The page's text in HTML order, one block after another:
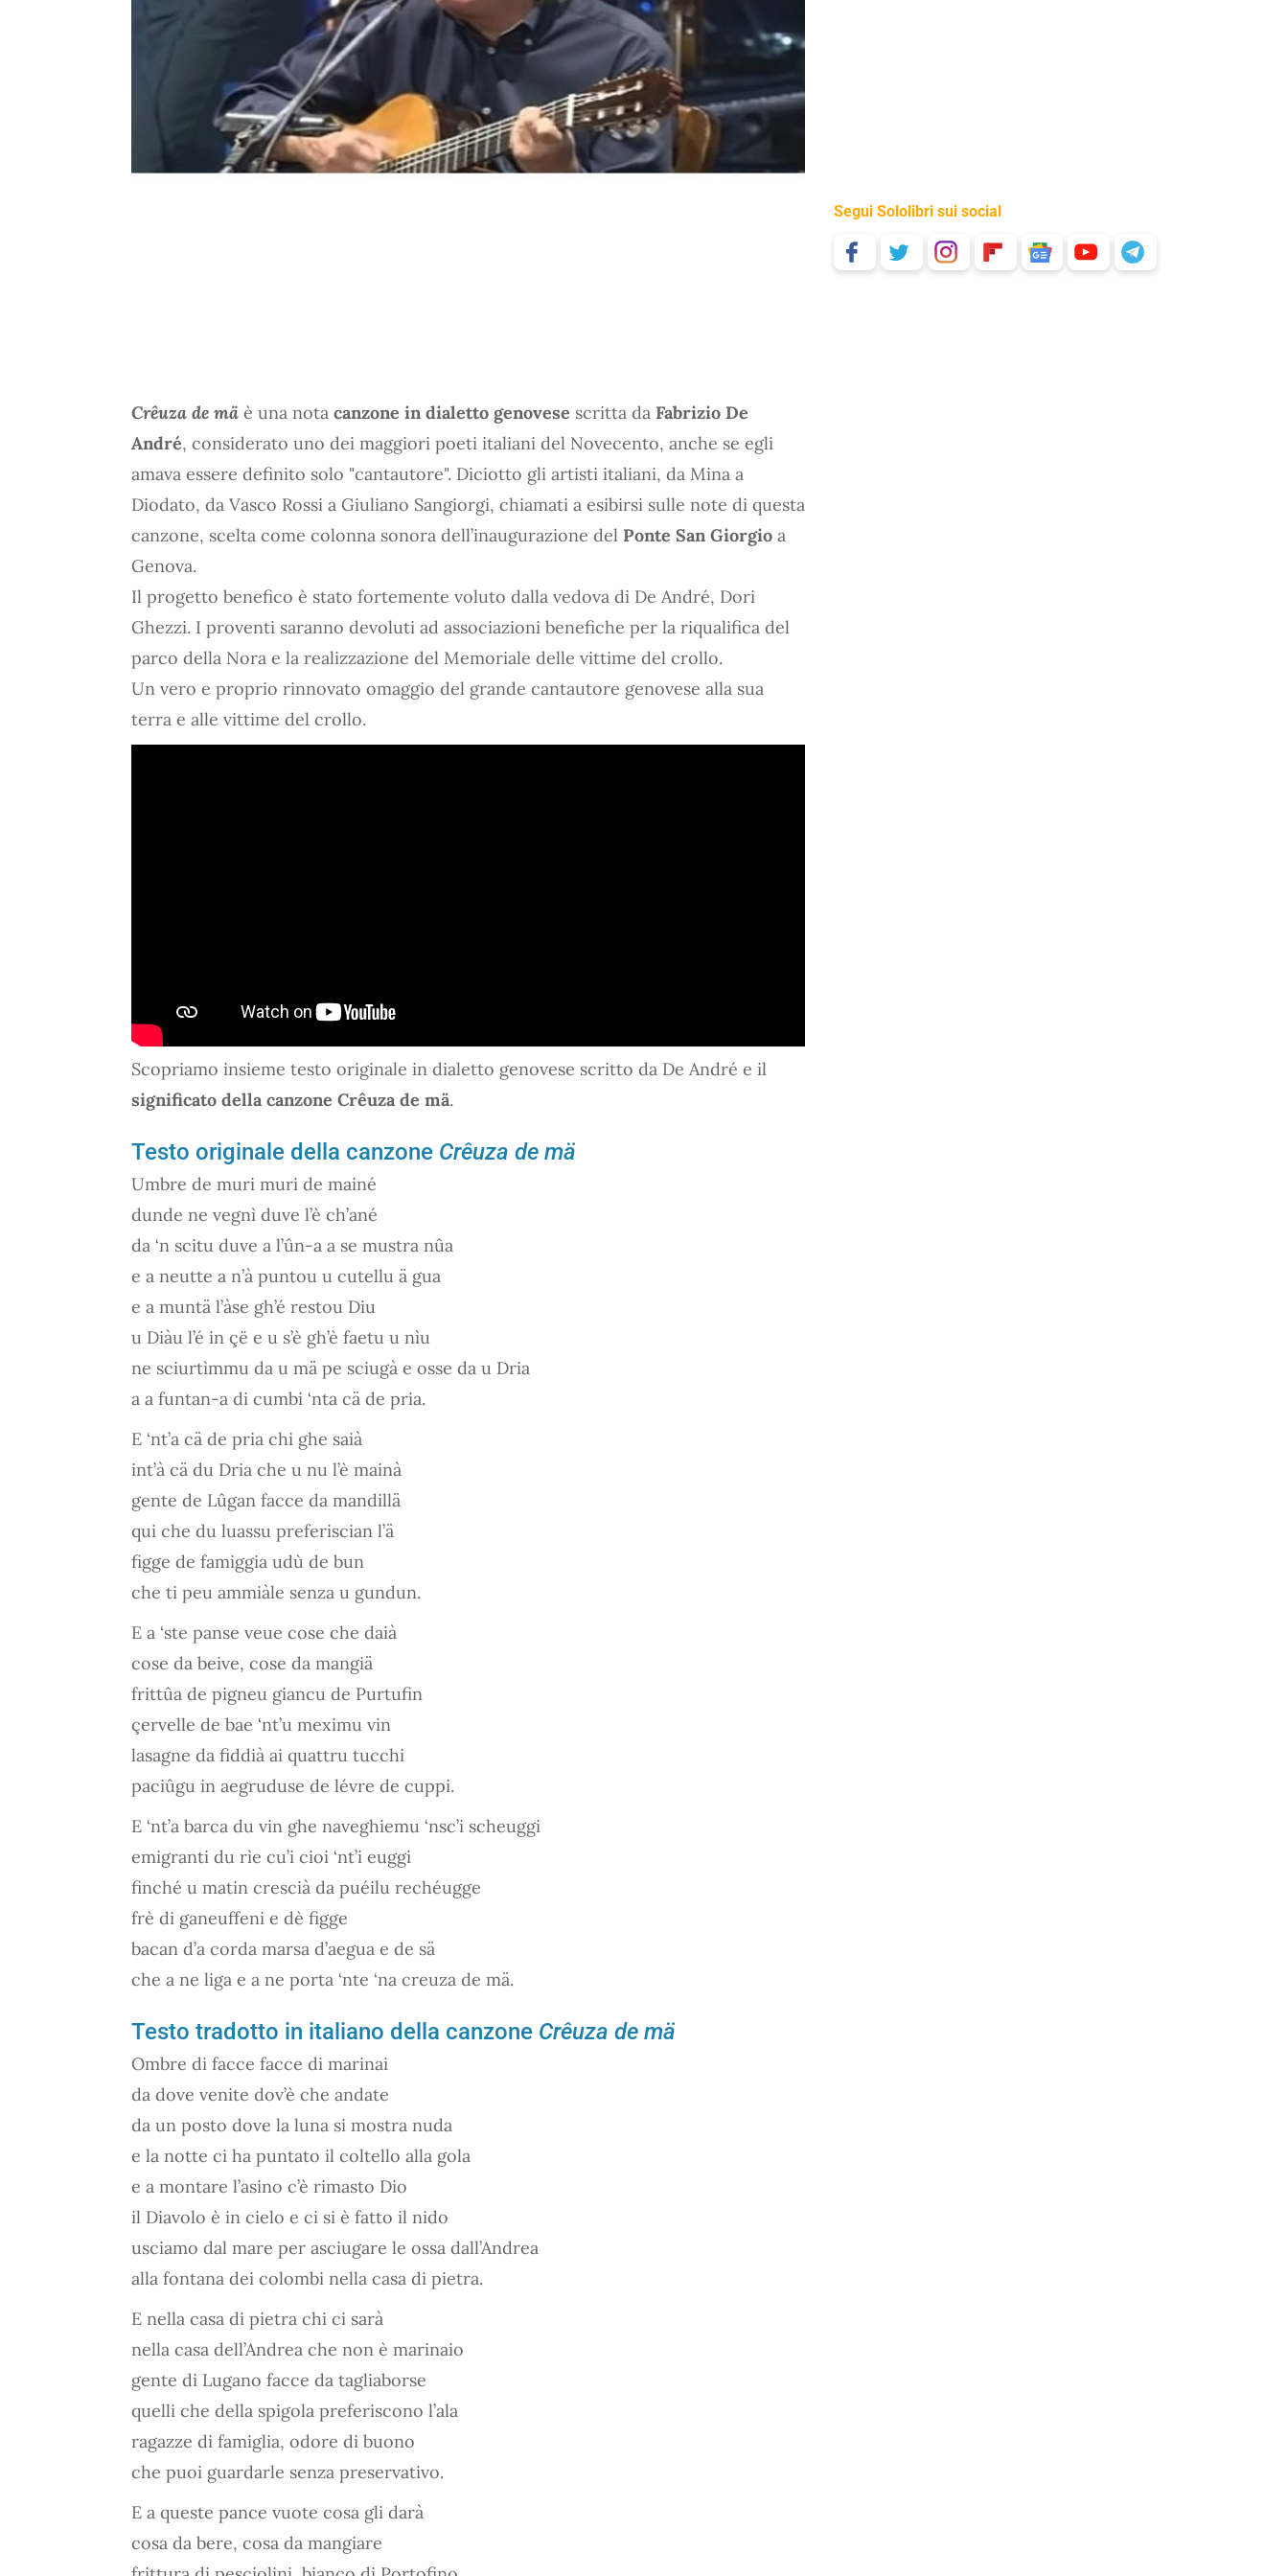
Crêuza de mä è una nota canzone in dialetto genovese scritta da Fabrizio De
André, considerato uno dei maggiori poeti italiani del Novecento, anche se egli
amava essere definito solo "cantautore". Diciotto gli artisti italiani, da Mina a
Diodato, da Vasco Rossi a Giuliano Sangiorgi, chiamati a esibirsi sulle note di questa
canzone, scelta come colonna sonora dell’inaugurazione del Ponte San Giorgio a
Genova.
Il progetto benefico è stato fortemente voluto dalla vedova di De André, Dori
Ghezzi. I proventi saranno devoluti ad associazioni benefiche per la riqualifica del
parco della Nora e la realizzazione del Memoriale delle vittime del crollo.
Un vero e proprio rinnovato omaggio del grande cantautore genovese alla sua
terra e alle vittime del crollo.
Scopriamo insieme testo originale in dialetto genovese scritto da De André e il
significato della canzone Crêuza de mä.
Testo originale della canzone Crêuza de mä
Umbre de muri muri de mainé
dunde ne vegnì duve l’è ch’ané
da ‘n scitu duve a l’ûn-a a se mustra nûa
e a neutte a n’à puntou u cutellu ä gua
e a muntä l’àse gh’é restou Diu
u Diàu l’é in çë e u s’è gh’è faetu u nìu
ne sciurtìmmu da u mä pe sciugà e osse da u Dria
a a funtan-a di cumbi ‘nta cä de pria.
E ‘nt’a cä de pria chi ghe saià
int’à cä du Dria che u nu l’è mainà
gente de Lûgan facce da mandillä
qui che du luassu preferiscian l’ä
figge de famiggia udù de bun
che ti peu ammiàle senza u gundun.
E a ‘ste panse veue cose che daià
cose da beive, cose da mangiä
frittûa de pigneu giancu de Purtufin
çervelle de bae ‘nt’u meximu vin
lasagne da fiddià ai quattru tucchi
paciûgu in aegruduse de lévre de cuppi.
E ‘nt’a barca du vin ghe naveghiemu ‘nsc’i scheuggi
emigranti du rìe cu’i cioi ‘nt’i euggi
finché u matin crescià da puéilu rechéugge
frè di ganeuffeni e dè figge
bacan d’a corda marsa d’aegua e de sä
che a ne liga e a ne porta ‘nte ‘na creuza de mä.
Testo tradotto in italiano della canzone Crêuza de mä
Ombre di facce facce di marinai
da dove venite dov’è che andate
da un posto dove la luna si mostra nuda
e la notte ci ha puntato il coltello alla gola
e a montare l’asino c’è rimasto Dio
il Diavolo è in cielo e ci si è fatto il nido
usciamo dal mare per asciugare le ossa dall’Andrea
alla fontana dei colombi nella casa di pietra.
E nella casa di pietra chi ci sarà
nella casa dell’Andrea che non è marinaio
gente di Lugano facce da tagliaborse
quelli che della spigola preferiscono l’ala
ragazze di famiglia, odore di buono
che puoi guardarle senza preservativo.
E a queste pance vuote cosa gli darà
cosa da bere, cosa da mangiare
Segui Sololibri sui social